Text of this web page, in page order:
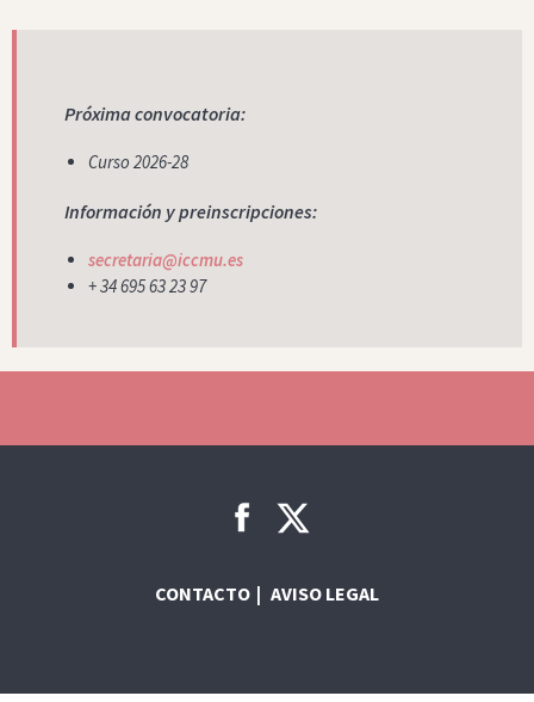
Próxima convocatoria:
Curso 2026-28
Información y preinscripciones:
secretaria@iccmu.es
+ 34695 63 23 97
CONTACTO AVISO LEGAL